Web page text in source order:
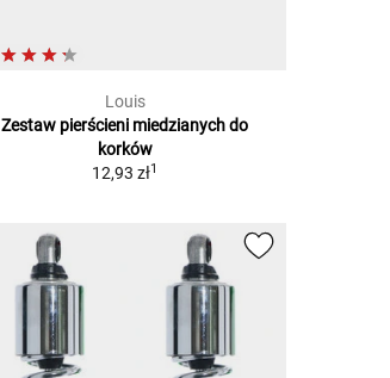
Louis
Zestaw pierścieni miedzianych do
korków
12,93 zł1